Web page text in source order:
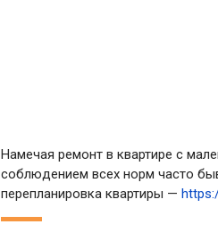
Намечая ремонт в квартире с
соблюдением всех норм часто
перепланировка квартиры —